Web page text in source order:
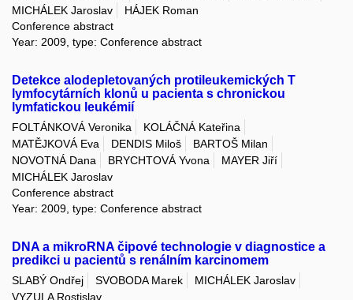
MICHÁLEK Jaroslav
HÁJEK Roman
Conference abstract
Year: 2009, type: Conference abstract
Detekce alodepletovaných protileukemických T
lymfocytárních klonů u pacienta s chronickou
lymfatickou leukémií
FOLTÁNKOVÁ Veronika
KOLÁČNÁ Kateřina
MATĚJKOVÁ Eva
DENDIS Miloš
BARTOŠ Milan
NOVOTNÁ Dana
BRYCHTOVÁ Yvona
MAYER Jiří
MICHÁLEK Jaroslav
Conference abstract
Year: 2009, type: Conference abstract
DNA a mikroRNA čipové technologie v diagnostice a
predikci u pacientů s renálním karcinomem
SLABÝ Ondřej SVOBODA Marek
MICHÁLEK Jaroslav
VYZULA Rostislav